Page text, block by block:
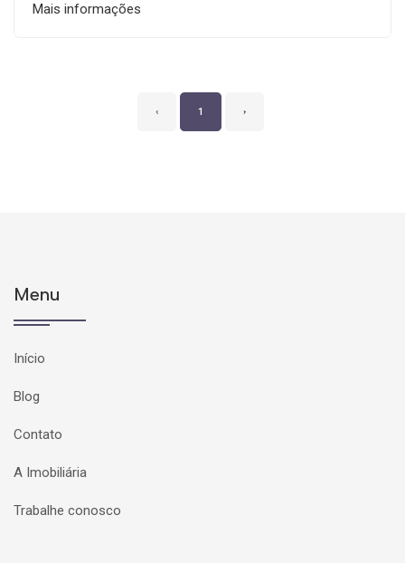
Mais informações
‹ 1 ›
Menu
Início
Blog
Contato
A Imobiliária
Trabalhe conosco